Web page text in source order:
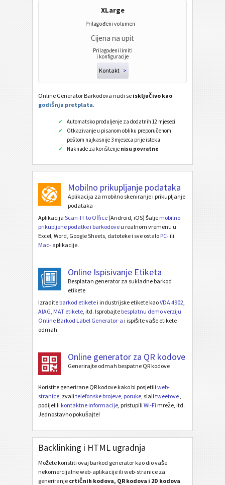
XLarge
Prilagođeni volumen
Cijena na upit
Prilagođeni limiti
i konfiguracije
Kontakt >
Online Generator Barkodova nudi se isključivo kao
godišnja pretplata.
Automatsko produljenje za dodatnih 12 mjeseci
Otkazivanje u pisanom obliku preporučenom
poštom najkasnije 3 mjeseca prije isteka
Naknade za korištenje nisu povratne
Mobilno prikupljanje podataka
Aplikacija za mobilno skeniranje i prikupljanje
podataka
Aplikacija Scan-IT to Office (Android, iOS) šalje mobilno
prikupljene podatke i barkodove u realnom vremenu u
Excel, Word, Google Sheets, datoteke i sve ostalo PC- ili
Mac- aplikacije.
Online Ispisivanje Etiketa
Besplatan generator za sukladne barkod
etikete
Izradite barkod etikete i industrijske etikete kaoVDA 4902
AIAG MAT etikete , itd. Isprobajte besplatnu demo verziju
Online Barkod Label Generator-a i ispišite vaše etikete
odmah.
Online generator za QR kodove
Generirajte odmah bespatne QR kodove
Koristite generirane QR kodove kako bi posjetili web-
stranice , zvali telefonske brojeve poruke , slali tweetove
podijelili kontaktne informacije , pristupili Wi-Fi mreže, itd.
Jednostavno pokušajte!
Backlinking i HTML ugradnja
Možete koristiti ovaj barkod generator kao dio vaše
nekomercijalne web-aplikacije ili web-stranice za
generiranje crtičnih kodova, QR kodova i 2D kodova